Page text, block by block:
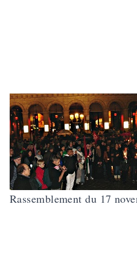
Rassemblement du 17